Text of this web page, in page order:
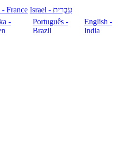
- France
עִבְרִית - Israel
-
Português -
Brazil
English -
India